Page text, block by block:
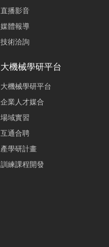
直播影音
媒體報導
技術洽詢
大機械學研平台
大機械學研平台
企業人才媒合
場域實習
互通合聘
產學研計畫
訓練課程開發